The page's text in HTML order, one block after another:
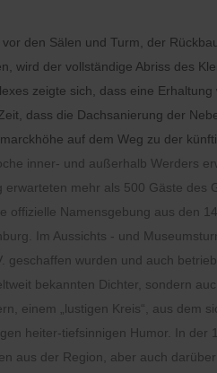
den Sälen und Turm, der
wird der vollständige Abriss des
zeigte sich, dass eine
dass die Dachsanierung der
auf dem Weg zu der
inner- und außerhalb Werders
mehr als 500 Gäste
offizielle Namensgebung aus den
Im Aussichts - und
geschaffen wurden und auch
bekannten Dichter, sondern
einem „lustigen Kreis“, aus
heiter-tiefsinnigen Humor. In der
aus der Region, aber auch